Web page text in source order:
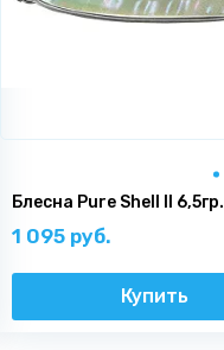
Блесна Pure Shell II 6,5гр.
1 095 руб.
Купить